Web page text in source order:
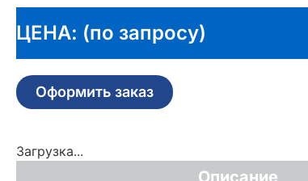
ЦЕНА: (по запросу)
Оформить заказ
Загрузка...
Описание